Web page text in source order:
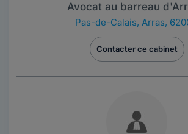
Avocat au barreau
Pas-de-Calais, Arras,
Contacter ce cabinet